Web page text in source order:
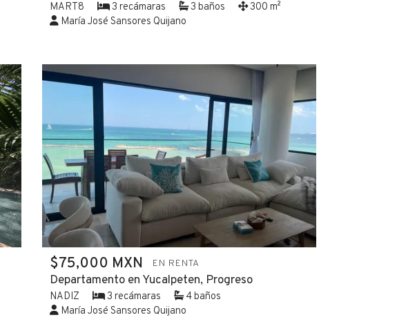
MART8 3 recámaras 3 baños
300 m²
María José Sansores Quijano
$75,000 MXN EN RENTA
Departamento en Yucalpeten, Progreso
NADIZ 3 recámaras
4 baños
María José Sansores Quijano